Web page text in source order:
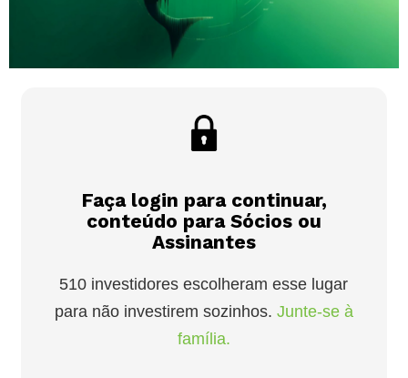
Faça login para continuar,
conteúdo para Sócios ou
Assinantes
510 investidores escolheram esse lugar
para não investirem sozinhos. Junte-se à
família.